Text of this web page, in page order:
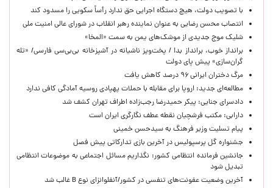
با تصویب دولت، هیچ دستگاه اجرایی حق ندارد رأساً سکویی را مسدود کند
انتصاب محسن رضایی به عنوان نماینده رهبر انقلاب در شورای عالی امنیت ملی
شلیک موج جدیدی از موشک‌های یمن به سمت «المخا»
برانداز خوب، برانداز بد! / پخت‌وپز ناشیانه در آشپزخانه‌ بی‌بی‌سی فارسی/ «تله
گران‌سازی» پیش پای دولت
مرگ دختران ایرانی ۹۶ درصد کاهش یافت
مطالعه‌ای جدید: اروپا برای مقابله با حملات پهپادی روسیه آمادگی کافی ندارد
دادسرای جنایی: پیکر حمیدرضا رجب‌زاده اطراف تهران کشف شد
دارابی: مکتب فرشچیان نقطه عطف نگارگری ایران است
پیام تسلیت وزیر فرهنگ به سیدحسن خمینی
جشنواره گل پرسپولیس در آخرین بازی تدارکاتی پیش فصل
جانشین فرمانده انتظامی کشور: نگذاریم مسائل اجتماعی به موضوعات انتظامی
تبدیل شود
آخرین وضعیت عفونت‌های تنفسی در کشور/آنفلوانزای نوع B غالب شد